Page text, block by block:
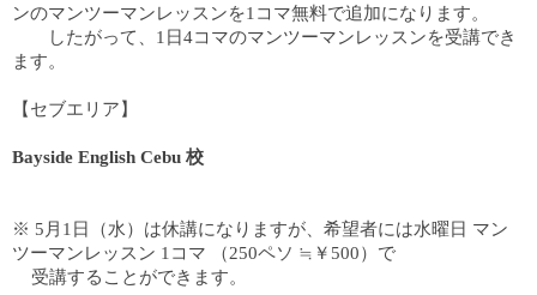
ンのマンツーマンレッスンを1コマ無料で追加になります。
したがって、1日4コマのマンツーマンレッスンを受講でき
ます。
【セブエリア】
Bayside English Cebu 校
※ 5月1日（水）は休講になりますが、希望者には水曜日 マン
ツーマンレッスン 1コマ （250ペソ ≒￥500）で
受講することができます。